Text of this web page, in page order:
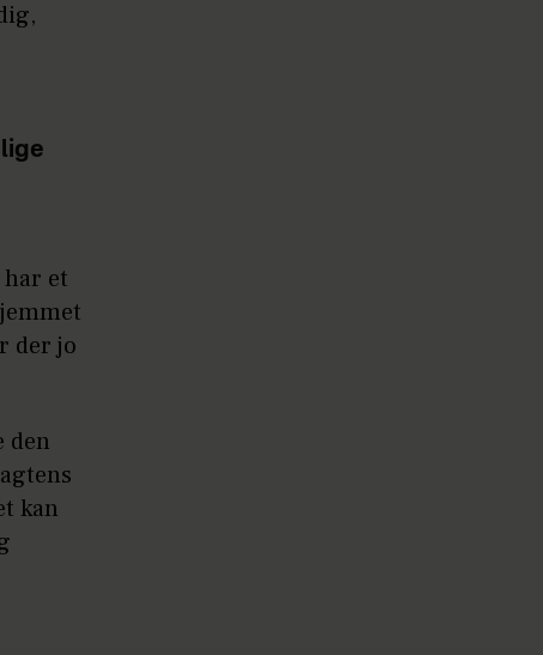
har et
der jo
den
kan